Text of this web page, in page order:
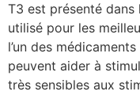
T3 est présenté
utilisé pour les
l’un des
peuvent aider à
très sensibles aux